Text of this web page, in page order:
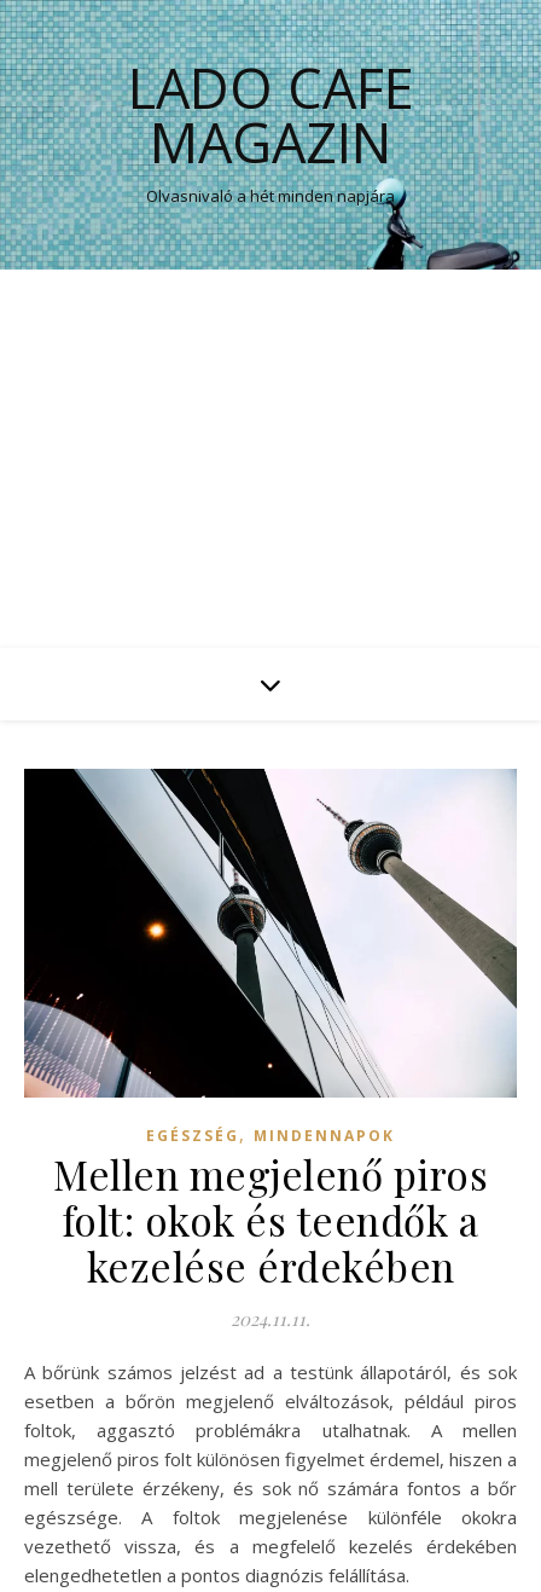
LADO CAFE
MAGAZIN
Olvasnivaló a hét minden napjára
EGÉSZSÉG , MINDENNAPOK
Mellen megjelenő piros
folt: okok és teendők a
kezelése érdekében
2024.11.11.
A bőrünk számos jelzést ad a testünk állapotáról, és sok
esetben a bőrön megjelenő elváltozások, például piros
foltok, aggasztó problémákra utalhatnak. A mellen
megjelenő piros folt különösen figyelmet érdemel, hiszen a
mell területe érzékeny, és sok nő számára fontos a bőr
egészsége. A foltok megjelenése különféle okokra
vezethető vissza, és a megfelelő kezelés érdekében
elengedhetetlen a pontos diagnózis felállítása.